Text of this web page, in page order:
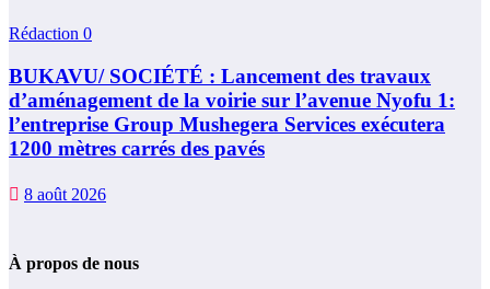
Rédaction 0
BUKAVU/ SOCIÉTÉ : Lancement des travaux
d’aménagement de la voirie sur l’avenue Nyofu 1:
l’entreprise Group Mushegera Services exécutera
1200 mètres carrés des pavés
8 août 2026
À propos de nous